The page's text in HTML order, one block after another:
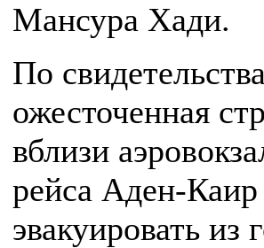
Мансура Хади.
По
ожесточенная
вблизи
рейса Аден-
эвакуировать из